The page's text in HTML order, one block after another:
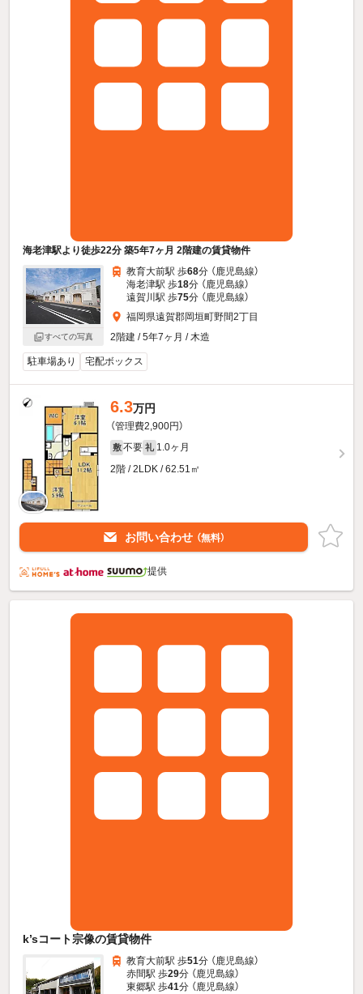
海老津駅より徒歩22分 築5年7ヶ月 2階建の賃貸物件
すべての写真
教育大前駅 歩68分 （鹿児島線）
海老津駅 歩18分 （鹿児島線）
遠賀川駅 歩75分 （鹿児島線）
福岡県遠賀郡岡垣町野間2丁目
2階建 / 5年7ヶ月 / 木造
駐車場あり 宅配ボックス
6.3万円
（管理費2,900円）
敷 不要 礼 1.0ヶ月
2階 / 2LDK / 62.51㎡
お問い合わせ （無料）
提供
k’sコート宗像の賃貸物件
教育大前駅 歩51分 （鹿児島線）
赤間駅 歩29分 （鹿児島線）
東郷駅 歩41分 （鹿児島線）